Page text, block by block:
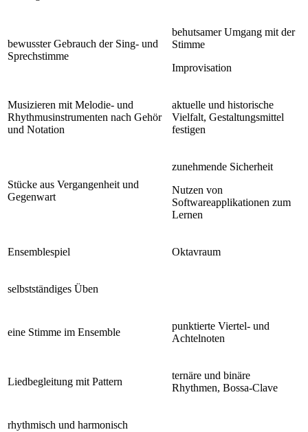
bewusster Gebrauch der Sing- und
Sprechstimme
behutsamer Umgang mit der
Stimme
Improvisation
Musizieren mit Melodie- und
Rhythmusinstrumenten nach Gehör
und Notation
aktuelle und historische
Vielfalt, Gestaltungsmittel
festigen
Stücke aus Vergangenheit und
Gegenwart
zunehmende Sicherheit
Nutzen von
Softwareapplikationen zum
Lernen
Ensemblespiel Oktavraum
selbstständiges Üben
eine Stimme im Ensemble
punktierte Viertel- und
Achtelnoten
Liedbegleitung mit Pattern
ternäre und binäre
Rhythmen, Bossa-Clave
rhythmisch und harmonisch